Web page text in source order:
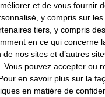
conseiller en
conseiller en
et de vous fournir
y compris sur les
tiers, y compris
en ce qui concerne
nos sites et d’autres
pouvez accepter ou
en savoir plus sur la
en matière de